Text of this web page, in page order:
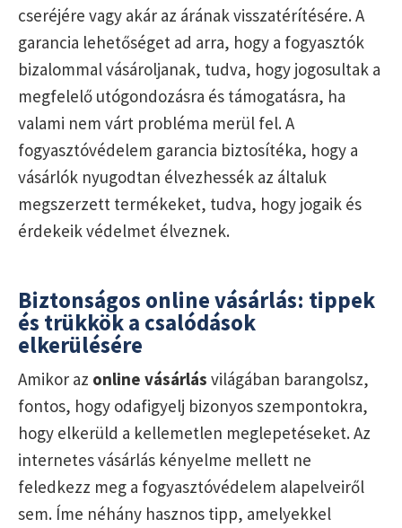
cseréjére vagy akár az árának visszatérítésére. A
garancia lehetőséget ad arra, hogy a fogyasztók
bizalommal vásároljanak, tudva, hogy jogosultak a
megfelelő utógondozásra és támogatásra, ha
valami nem várt probléma merül fel. A
fogyasztóvédelem garancia biztosítéka, hogy a
vásárlók nyugodtan élvezhessék az általuk
megszerzett termékeket, tudva, hogy jogaik és
érdekeik védelmet élveznek.
Biztonságos online vásárlás: tippek
és trükkök a csalódások
elkerülésére
Amikor az online vásárlás világában barangolsz,
fontos, hogy odafigyelj bizonyos szempontokra,
hogy elkerüld a kellemetlen meglepetéseket. Az
internetes vásárlás kényelme mellett ne
feledkezz meg a fogyasztóvédelem alapelveiről
sem. Íme néhány hasznos tipp, amelyekkel